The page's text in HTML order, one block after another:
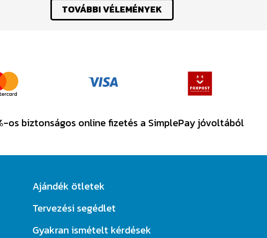
TOVÁBBI VÉLEMÉNYEK
os biztonságos online fizetés a SimplePay jóvoltából
Ajándék ötletek
Tervezési segédlet
Gyakran ismételt kérdések